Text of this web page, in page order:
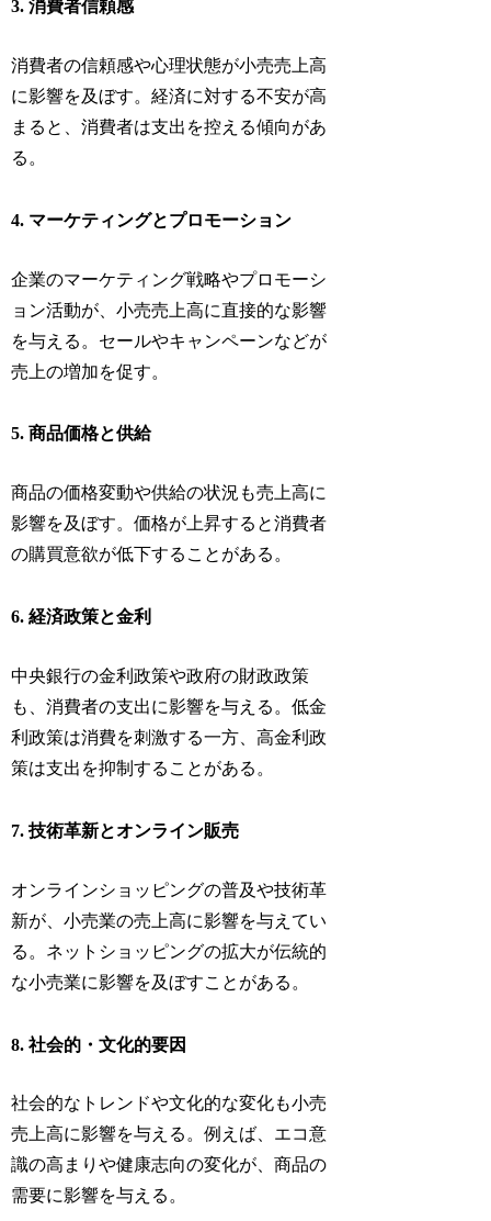
3. 消費者信頼感
消費者の信頼感や心理状態が小売売上高
に影響を及ぼす。経済に対する不安が高
まると、消費者は支出を控える傾向があ
る。
4. マーケティングとプロモーション
企業のマーケティング戦略やプロモーシ
ョン活動が、小売売上高に直接的な影響
を与える。セールやキャンペーンなどが
売上の増加を促す。
5. 商品価格と供給
商品の価格変動や供給の状況も売上高に
影響を及ぼす。価格が上昇すると消費者
の購買意欲が低下することがある。
6. 経済政策と金利
中央銀行の金利政策や政府の財政政策
も、消費者の支出に影響を与える。低金
利政策は消費を刺激する一方、高金利政
策は支出を抑制することがある。
7. 技術革新とオンライン販売
オンラインショッピングの普及や技術革
新が、小売業の売上高に影響を与えてい
る。ネットショッピングの拡大が伝統的
な小売業に影響を及ぼすことがある。
8. 社会的・文化的要因
社会的なトレンドや文化的な変化も小売
売上高に影響を与える。例えば、エコ意
識の高まりや健康志向の変化が、商品の
需要に影響を与える。